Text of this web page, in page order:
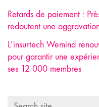
Retards de paiement :
redoutent une
L’insurtech Wemind
pour garantir une
ses 12 000 membres
Search